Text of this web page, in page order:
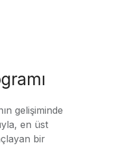
gelişiminde
en üst
bir